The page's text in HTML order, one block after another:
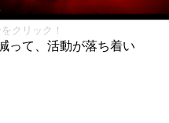
クリック！
って、活動が落ち着い